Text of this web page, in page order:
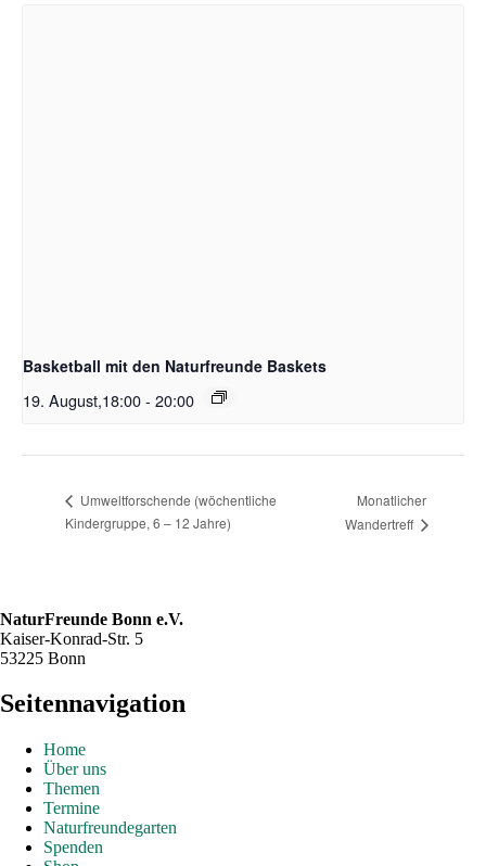
Basketball mit den Naturfreunde Baskets
19. August,18:00- 20:00
Umweltforschende (wöchentliche
Kindergruppe, 6 – 12 Jahre)
Monatlicher
Wandertreff
NaturFreunde Bonn e.V.
Kaiser-Konrad-Str. 5
53225 Bonn
Seitennavigation
Home
Über uns
Themen
Termine
Naturfreundegarten
Spenden